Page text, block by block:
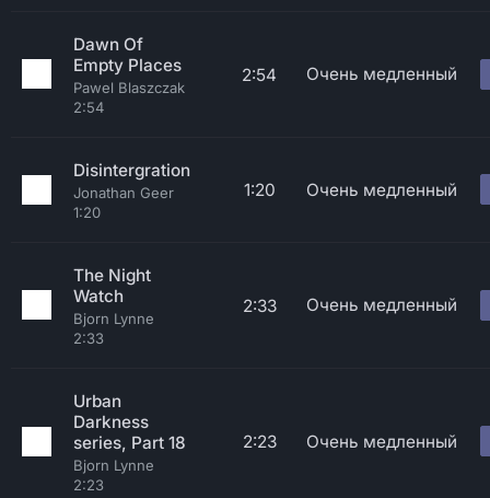
Dawn Of
Empty Places
Pawel Blaszczak
2:54
2:54 Очень медленный
Disintergration
Jonathan Geer
1:20
1:20 Очень медленный
The Night
Watch
Bjorn Lynne
2:33
2:33 Очень медленный
Urban
Darkness
series, Part 18
Bjorn Lynne
2:23
2:23 Очень медленный